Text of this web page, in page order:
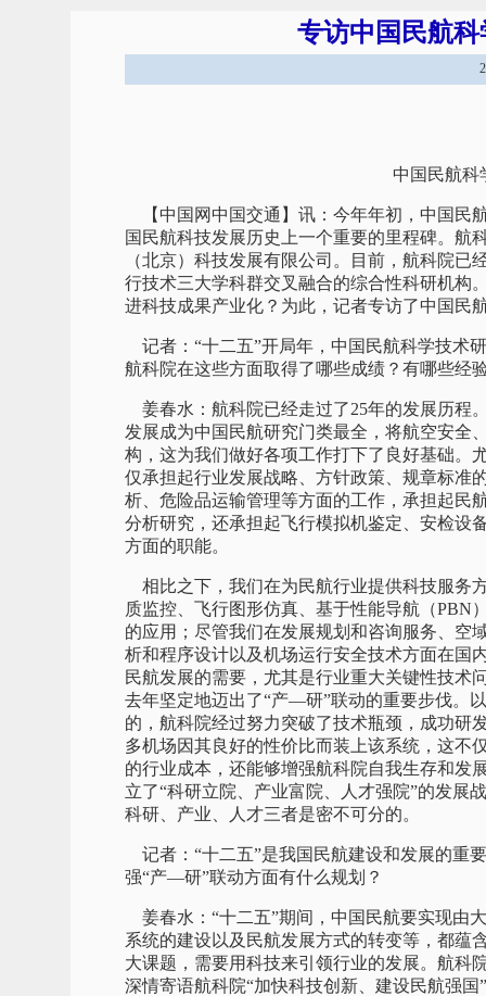
专访中国民航
中国民航科
【中国网中国交通】讯：今年年初，中国民
国民航科技发展历史上一个重要的里程碑。
（北京）科技发展有限公司。目前，航科院
行技术三大学科群交叉融合的综合性科研机构
进科技成果产业化？为此，记者专访了中国民
记者：“十二五”开局年，中国民航科学技术
航科院在这些方面取得了哪些成绩？有哪些经
姜春水：航科院已经走过了25年的发展历程
发展成为中国民航研究门类最全，将航空安全
构，这为我们做好各项工作打下了良好基础。
仅承担起行业发展战略、方针政策、规章标准
析、危险品运输管理等方面的工作，承担起民
分析研究，还承担起飞行模拟机鉴定、安检设
方面的职能。
相比之下，我们在为民航行业提供科技服务
质监控、飞行图形仿真、基于性能导航（PBN
的应用；尽管我们在发展规划和咨询服务、空
析和程序设计以及机场运行安全技术方面在国
民航发展的需要，尤其是行业重大关键性技术
去年坚定地迈出了“产—研”联动的重要步伐。
的，航科院经过努力突破了技术瓶颈，成功研
多机场因其良好的性价比而装上该系统，这不
的行业成本，还能够增强航科院自我生存和发
立了“科研立院、产业富院、人才强院”的发展
科研、产业、人才三者是密不可分的。
记者：“十二五”是我国民航建设和发展的重
强“产—研”联动方面有什么规划？
姜春水：“十二五”期间，中国民航要实现由
系统的建设以及民航发展方式的转变等，都蕴
大课题，需要用科技来引领行业的发展。航科
深情寄语航科院“加快科技创新、建设民航强